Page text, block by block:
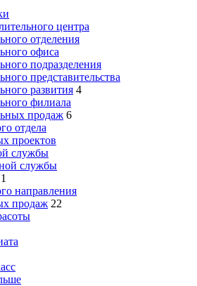
центра
отделения
офиса
подразделения
представительства
развития 4
филиала
продаж 6
отдела
проектов
службы
службы
1
направления
продаж 22